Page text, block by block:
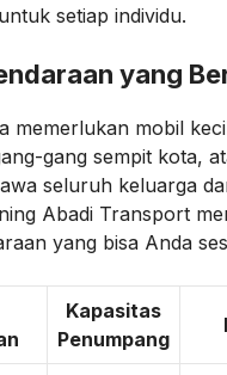
setiap individu.
yang
memerlukan mobil
gang sempit kota,
seluruh keluarga
Abadi Transport
yang bisa Anda
Kapasitas
Penumpang